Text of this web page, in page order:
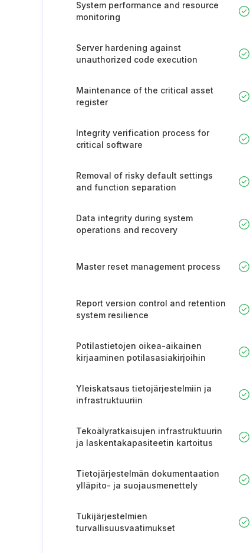
System performance and resource
monitoring
Server hardening against
unauthorized code execution
Maintenance of the critical asset
register
Integrity verification process for
critical software
Removal of risky default settings
and function separation
Data integrity during system
operations and recovery
Master reset management process
Report version control and retention
system resilience
Potilastietojen oikea-aikainen
kirjaaminen potilasasiakirjoihin
Yleiskatsaus tietojärjestelmiin ja
infrastruktuuriin
Tekoälyratkaisujen infrastruktuurin
ja laskentakapasiteetin kartoitus
Tietojärjestelmän dokumentaation
ylläpito- ja suojausmenettely
Tukijärjestelmien
turvallisuusvaatimukset